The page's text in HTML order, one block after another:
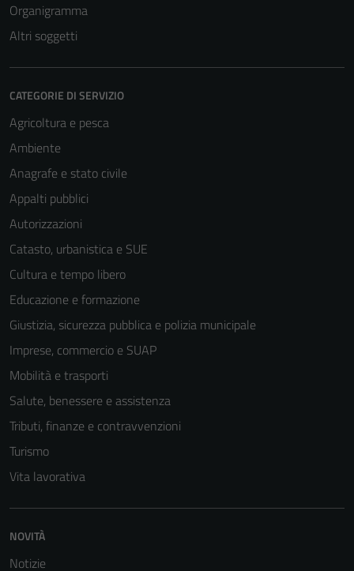
Organigramma
Altri soggetti
CATEGORIE DI SERVIZIO
Agricoltura e pesca
Ambiente
Anagrafe e stato civile
Appalti pubblici
Autorizzazioni
Catasto, urbanistica e SUE
Cultura e tempo libero
Educazione e formazione
Giustizia, sicurezza pubblica e polizia municipale
Imprese, commercio e SUAP
Mobilità e trasporti
Salute, benessere e assistenza
Tributi, finanze e contravvenzioni
Turismo
Vita lavorativa
NOVITÀ
Notizie